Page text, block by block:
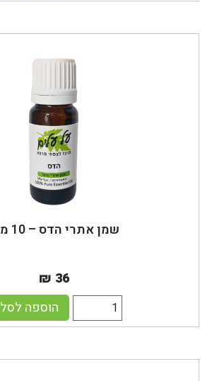
שמן אתרי הדס – 10 מ"ל
₪ 36
הוספה לסל